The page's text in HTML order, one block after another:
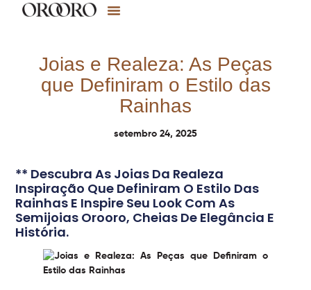
Joias e Realeza: As Peças
que Definiram o Estilo das
Rainhas
setembro 24, 2025
** Descubra As Joias Da Realeza
Inspiração Que Definiram O Estilo Das
Rainhas E Inspire Seu Look Com As
Semijoias Orooro, Cheias De Elegância E
História.